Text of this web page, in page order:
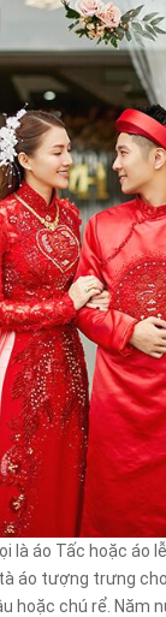
là áo Tấc hoặc áo
áo tượng trưng
hoặc chú rể. Năm